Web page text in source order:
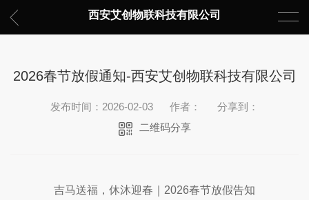
西安艾创物联科技有限公司
2026春节放假通知-西安艾创物联科技有限公司
发布时间：2026-02-03 作者：
分享到：
二维码分享
吉马送福，休沐迎春｜2026春节放假告知